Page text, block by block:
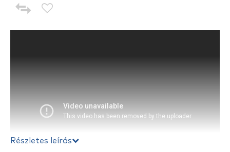
Részletes leírás